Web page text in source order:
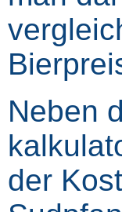
Neben
der